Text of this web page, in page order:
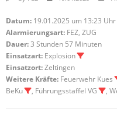
Datum: 19.01.2025 um 13:23 Uhr
Alarmierungsart: FEZ, ZUG
Dauer:3 Stunden 57 Minuten
Einsatzart: Explosion
Einsatzort:Zeltingen
Weitere Kräfte: Feuerwehr Kues
BeKu
, Führungsstaffel VG ,